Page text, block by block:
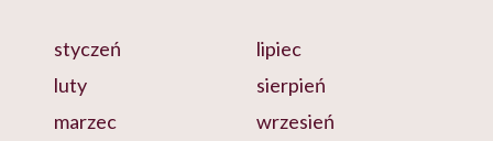
styczeń
luty
marzec
lipiec
sierpień
wrzesień